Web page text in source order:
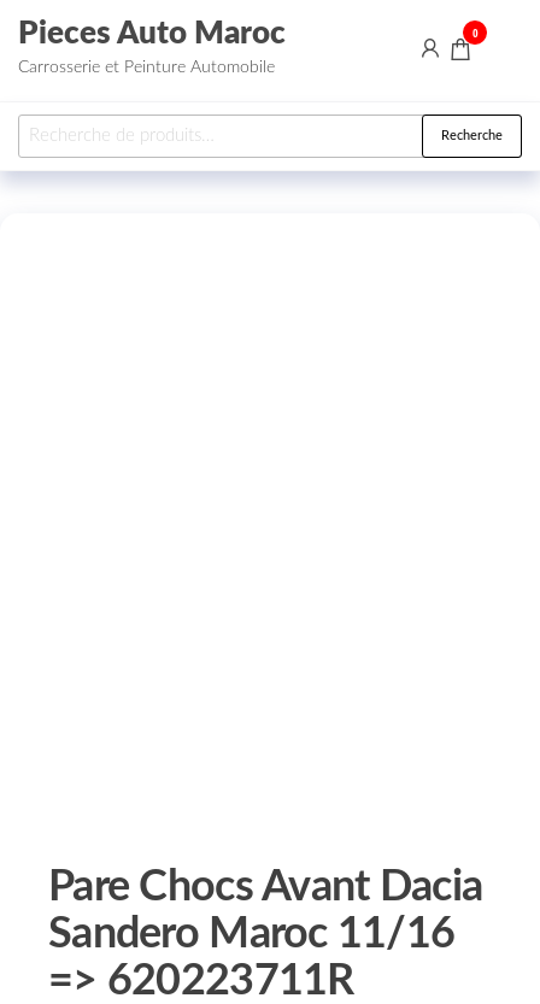
Aller au contenu
Pieces Auto Maroc
Carrosserie et Peinture Automobile
0
Recherche pour : Recherche
Pare Chocs Avant Dacia
Sandero Maroc 11/16
=> 620223711R